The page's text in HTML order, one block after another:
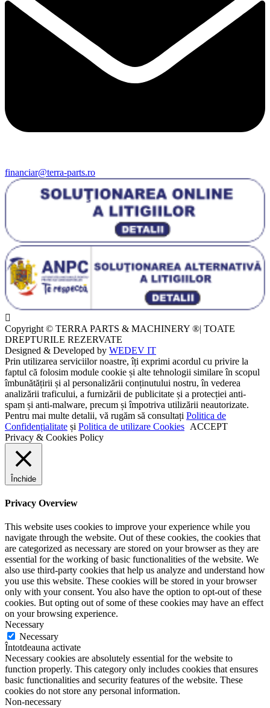
financiar@terra-parts.ro
Copyright © TERRA PARTS & MACHINERY ®| TOATE
DREPTURILE REZERVATE
Designed & Developed by WEDEV IT
Prin utilizarea serviciilor noastre, îți exprimi acordul cu privire la
faptul că folosim module cookie și alte tehnologii similare în scopul
îmbunătățirii și al personalizării conținutului nostru, în vederea
analizării traficului, a furnizării de publicitate și a protecției anti-
spam și anti-malware, precum și împotriva utilizării neautorizate.
Pentru mai multe detalii, vă rugăm să consultați Politica de
Confidențialitate și Politica de utilizare Cookies ACCEPT
Privacy & Cookies Policy
Închide
Privacy Overview
This website uses cookies to improve your experience while you
navigate through the website. Out of these cookies, the cookies that
are categorized as necessary are stored on your browser as they are
essential for the working of basic functionalities of the website. We
also use third-party cookies that help us analyze and understand how
you use this website. These cookies will be stored in your browser
only with your consent. You also have the option to opt-out of these
cookies. But opting out of some of these cookies may have an effect
on your browsing experience.
Necessary
Necessary
Întotdeauna activate
Necessary cookies are absolutely essential for the website to
function properly. This category only includes cookies that ensures
basic functionalities and security features of the website. These
cookies do not store any personal information.
Non-necessary